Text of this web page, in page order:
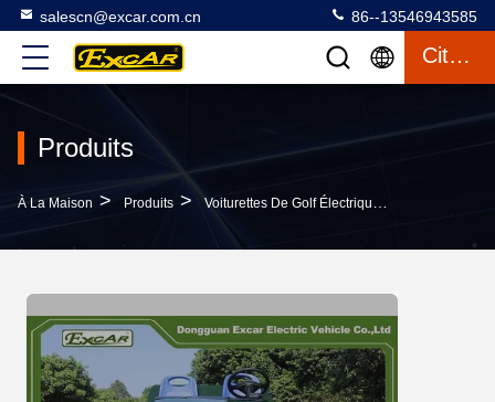
salescn@excar.com.cn 86--13546943585
Citation
Produits
À La Maison > Produits > Voiturettes De Golf Électriques